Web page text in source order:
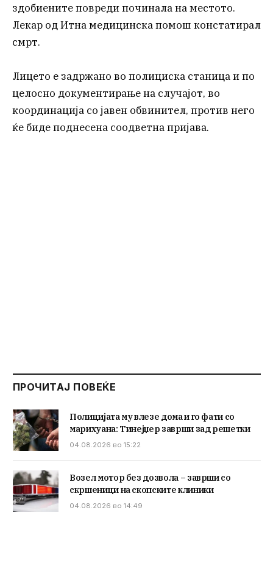
здобиените повреди починала на местото.
Лекар од Итна медицинска помош констатирал
смрт.
Лицето е задржано во полициска станица и по
целосно документирање на случајот, во
координација со јавен обвинител, против него
ќе биде поднесена соодветна пријава.
ПРОЧИТАЈ ПОВЕЌЕ
Полицијата му влезе дома и го фати со
марихуана: Тинејџер заврши зад решетки
04.08.2026 во 15:22
Возел мотор без дозвола – заврши со
скршеници на скопските клиники
04.08.2026 во 14:49